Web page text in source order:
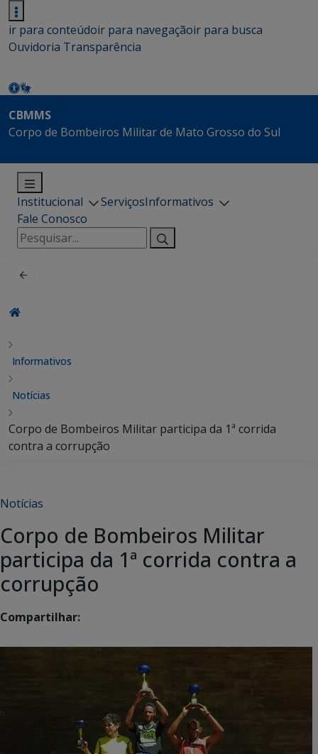
ir para conteúdoir para navegaçãoir para busca
Ouvidoria Transparência
CBMMS
Corpo de Bombeiros Militar de Mato Grosso do Sul
Institucional ServiçosInformativos
Fale Conosco
Pesquisar
por:
Informativos
Notícias
Corpo de Bombeiros Militar participa da 1ª corrida
contra a corrupção
Notícias
Corpo de Bombeiros Militar
participa da 1ª corrida contra a
corrupção
Compartilhar: